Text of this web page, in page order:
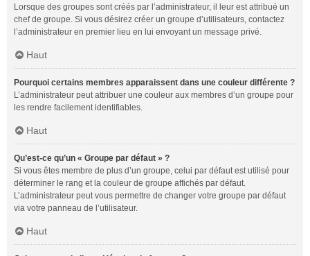
Lorsque des groupes sont créés par l’administrateur, il leur est attribué un
chef de groupe. Si vous désirez créer un groupe d’utilisateurs, contactez
l’administrateur en premier lieu en lui envoyant un message privé.
Haut
Pourquoi certains membres apparaissent dans une couleur différente ?
L’administrateur peut attribuer une couleur aux membres d’un groupe pour
les rendre facilement identifiables.
Haut
Qu’est-ce qu’un « Groupe par défaut » ?
Si vous êtes membre de plus d’un groupe, celui par défaut est utilisé pour
déterminer le rang et la couleur de groupe affichés par défaut.
L’administrateur peut vous permettre de changer votre groupe par défaut
via votre panneau de l’utilisateur.
Haut